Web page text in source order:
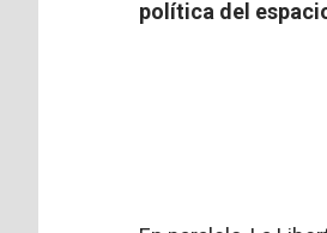
política del